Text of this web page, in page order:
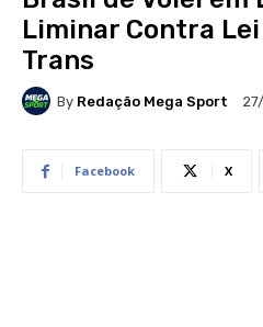
Liminar Contra
Trans
By Redação Mega Sport
Facebook X